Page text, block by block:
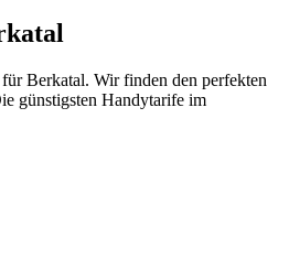
Berkatal. Wir finden den perfekten
günstigsten Handytarife im